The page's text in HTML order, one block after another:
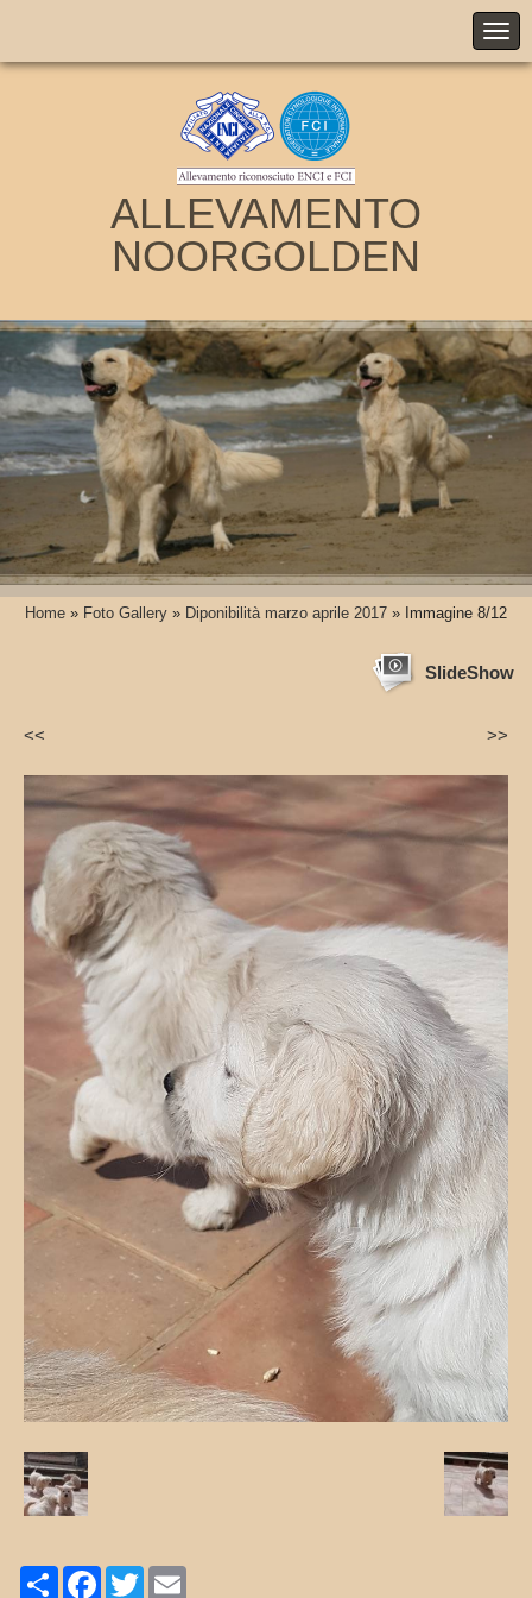
ALLEVAMENTO
NOORGOLDEN
Home » Foto Gallery » Diponibilità marzo aprile 2017 » Immagine 8/12
SlideShow
<< >>
Share Facebook
Twitter